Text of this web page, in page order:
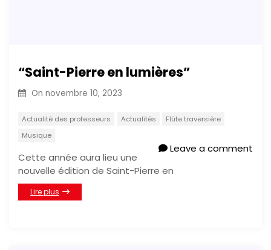
“Saint-Pierre en lumières”
On novembre 10, 2023
Actualité des professeurs Actualités
Flûte traversière
Musique
Leave a comment
Cette année aura lieu une
nouvelle édition de Saint-Pierre en
Lire plus